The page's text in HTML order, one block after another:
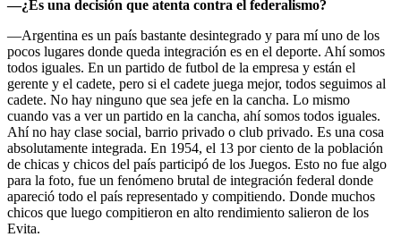
—¿Es una decisión que atenta contra el federalismo?
—Argentina es un país bastante desintegrado y para mí uno de los
pocos lugares donde queda integración es en el deporte. Ahí somos
todos iguales. En un partido de futbol de la empresa y están el
gerente y el cadete, pero si el cadete juega mejor, todos seguimos al
cadete. No hay ninguno que sea jefe en la cancha. Lo mismo
cuando vas a ver un partido en la cancha, ahí somos todos iguales.
Ahí no hay clase social, barrio privado o club privado. Es una cosa
absolutamente integrada. En 1954, el 13 por ciento de la población
de chicas y chicos del país participó de los Juegos. Esto no fue algo
para la foto, fue un fenómeno brutal de integración federal donde
apareció todo el país representado y compitiendo. Donde muchos
chicos que luego compitieron en alto rendimiento salieron de los
Evita.